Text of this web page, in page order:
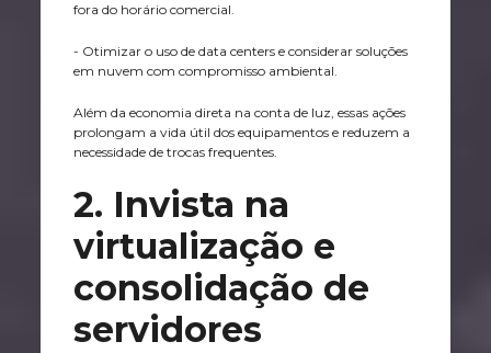
fora do horário comercial.
- Otimizar o uso de data centers e considerar soluções
em nuvem com compromisso ambiental.
Além da economia direta na conta de luz, essas ações
prolongam a vida útil dos equipamentos e reduzem a
necessidade de trocas frequentes.
2. Invista na
virtualização e
consolidação de
servidores